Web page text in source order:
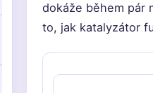
dokáže během pár
to, jak katalyzátor